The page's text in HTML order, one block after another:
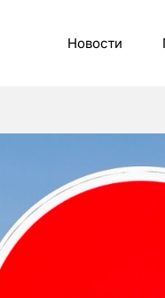
Новости